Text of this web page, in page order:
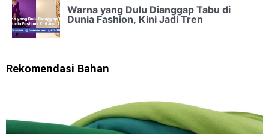
Warna yang Dulu Dianggap Tabu di
Dunia Fashion, Kini Jadi Tren
Rekomendasi Bahan